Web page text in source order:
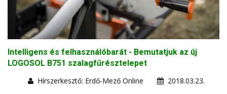
Intelligens és felhasználóbarát - Bemutatjuk az új
LOGOSOL B751 szalagfűrésztelepet
Hírszerkesztő: Erdő-Mező Online
2018.03.23.